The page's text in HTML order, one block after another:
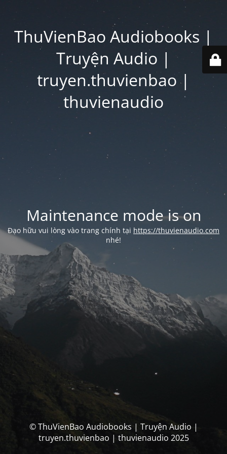
ThuVienBao Audiobooks |
Truyện Audio |
truyen.thuvienbao |
thuvienaudio
Maintenance mode is on
Đạo hữu vui lòng vào trang chính tại https://thuvienaudio.com
nhé!
© ThuVienBao Audiobooks | Truyện Audio |
truyen.thuvienbao | thuvienaudio 2025